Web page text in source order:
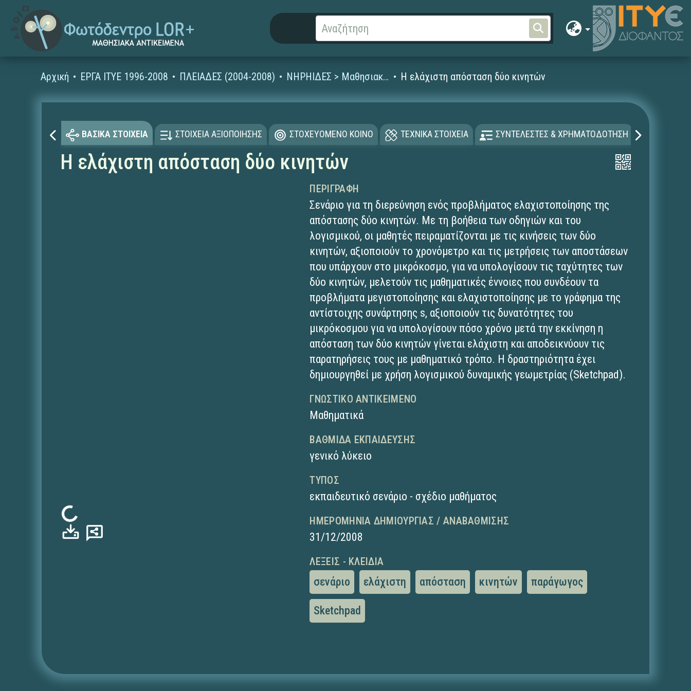
Αρχική ΕΡΓΑ ΙΤΥΕ 1996-2008 ΠΛΕΙΑΔΕΣ (2004-2008) ΝΗΡΗΙΔΕΣ > Μαθησιακά Αντικείμενα Η ελάχιστη απόσταση δύο κινητών
ΒΑΣΙΚΑ ΣΤΟΙΧΕΙΑ ΣΤΟΙΧΕΙΑ ΑΞΙΟΠΟΙΗΣΗΣ ΣΤΟΧΕΥΟΜΕΝΟ ΚΟΙΝΟ ΤΕΧΝΙΚΑ ΣΤΟΙΧΕΙΑ ΣΥΝΤΕΛΕΣΤΕΣ & ΧΡΗΜΑΤΟΔΟΤΗΣΗ
Η ελάχιστη απόσταση δύο κινητών
Φόρτωση...
ΠΕΡΙΓΡΑΦΉ
Σενάριο για τη διερεύνηση ενός προβλήματος ελαχιστοποίησης της
απόστασης δύο κινητών. Με τη βοήθεια των οδηγιών και του
λογισμικού, οι μαθητές πειραματίζονται με τις κινήσεις των δύο
κινητών, αξιοποιούν το χρονόμετρο και τις μετρήσεις των αποστάσεων
που υπάρχουν στο μικρόκοσμο, για να υπολογίσουν τις ταχύτητες των
δύο κινητών, μελετούν τις μαθηματικές έννοιες που συνδέουν τα
προβλήματα μεγιστοποίησης και ελαχιστοποίησης με το γράφημα της
αντίστοιχης συνάρτησης s, αξιοποιούν τις δυνατότητες του
μικρόκοσμου για να υπολογίσουν πόσο χρόνο μετά την εκκίνηση η
απόσταση των δύο κινητών γίνεται ελάχιστη και αποδεικνύουν τις
παρατηρήσεις τους με μαθηματικό τρόπο. Η δραστηριότητα έχει
δημιουργηθεί με χρήση λογισμικού δυναμικής γεωμετρίας (Sketchpad).
ΓΝΩΣΤΙΚΌ ΑΝΤΙΚΕΊΜΕΝΟ
Μαθηματικά
ΒΑΘΜΊΔΑ ΕΚΠΑΊΔΕΥΣΗΣ
γενικό λύκειο
ΤΎΠΟΣ
εκπαιδευτικό σενάριο - σχέδιο μαθήματος
ΗΜΕΡΟΜΗΝΊΑ ΔΗΜΙΟΥΡΓΊΑΣ / ΑΝΑΒΆΘΜΙΣΗΣ
31/12/2008
ΛΈΞΕΙΣ - ΚΛΕΙΔΙΆ
σενάριο ελάχιστη απόσταση κινητών παράγωγος
Sketchpad